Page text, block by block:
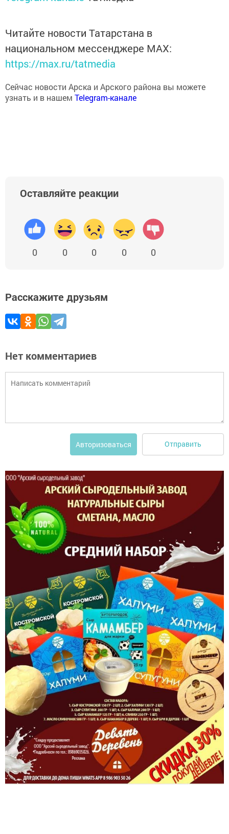
Читайте новости Татарстана в
национальном мессенджере MАХ:
https://max.ru/tatmedia
Сейчас новости Арска и Арского района вы можете
узнать и в нашем Telegram-канале
Оставляйте реакции
0 0 0 0 0
Расскажите друзьям
Нет комментариев
Авторизоваться Отправить